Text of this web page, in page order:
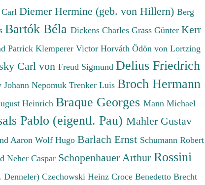
Diemer Hermine (geb. von Hillern) Berg
Bartók Béla Dickens Charles Grass Günter Kerr
Patrick Klemperer Victor Horváth Ödön von Lortzing
Carl von Freud Sigmund Delius Friedrich
Johann Nepomuk Trenker Luis Broch Hermann
Heinrich Braque Georges Mann Michael
Pablo (eigentl. Pau) Mahler Gustav
Aaron Wolf Hugo Barlach Ernst Schumann Robert
Neher Caspar Schopenhauer Arthur Rossini
Denneler) Czechowski Heinz Croce Benedetto Brecht